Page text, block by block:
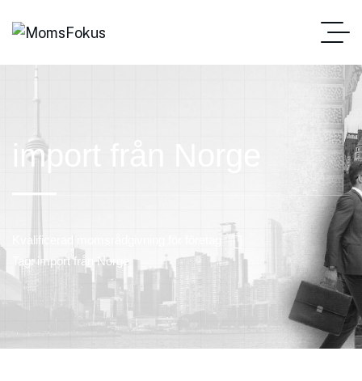
import från Norge
Kvalificerad momsrådgivning för företag
Tag: import från Norge